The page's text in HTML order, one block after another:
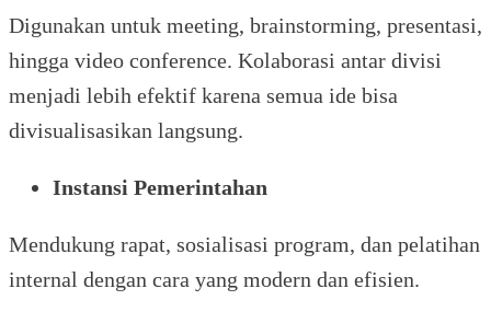
Digunakan untuk meeting, brainstorming, presentasi,
hingga video conference. Kolaborasi antar divisi
menjadi lebih efektif karena semua ide bisa
divisualisasikan langsung.
Instansi Pemerintahan
Mendukung rapat, sosialisasi program, dan pelatihan
internal dengan cara yang modern dan efisien.